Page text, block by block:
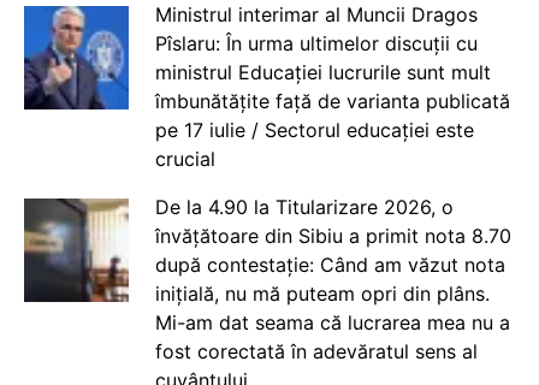
Ministrul interimar al Muncii Dragos
Pîslaru: În urma ultimelor discuții cu
ministrul Educației lucrurile sunt mult
îmbunătățite față de varianta publicată
pe 17 iulie / Sectorul educației este
crucial
De la 4.90 la Titularizare 2026, o
învățătoare din Sibiu a primit nota 8.70
după contestație: Când am văzut nota
inițială, nu mă puteam opri din plâns.
Mi-am dat seama că lucrarea mea nu a
fost corectată în adevăratul sens al
cuvântului